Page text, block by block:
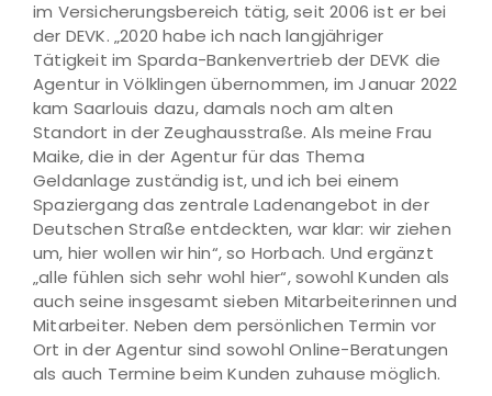
im Versicherungsbereich tätig, seit 2006 ist er bei
der DEVK. „2020 habe ich nach langjähriger
Tätigkeit im Sparda-Bankenvertrieb der DEVK die
Agentur in Völklingen übernommen, im Januar 2022
kam Saarlouis dazu, damals noch am alten
Standort in der Zeughausstraße. Als meine Frau
Maike, die in der Agentur für das Thema
Geldanlage zuständig ist, und ich bei einem
Spaziergang das zentrale Ladenangebot in der
Deutschen Straße entdeckten, war klar: wir ziehen
um, hier wollen wir hin“, so Horbach. Und ergänzt
„alle fühlen sich sehr wohl hier“, sowohl Kunden als
auch seine insgesamt sieben Mitarbeiterinnen und
Mitarbeiter. Neben dem persönlichen Termin vor
Ort in der Agentur sind sowohl Online-Beratungen
als auch Termine beim Kunden zuhause möglich.